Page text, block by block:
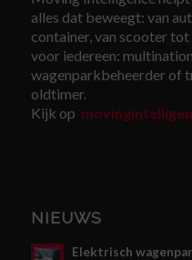
alles dat beweegt: van
container, van scooter
voor iedereen:
wagenparkbeheerder of
oldtimer.
Kijk op
NIEUWS
Elektrisch